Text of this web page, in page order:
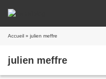
Accueil » julien meffre
julien meffre